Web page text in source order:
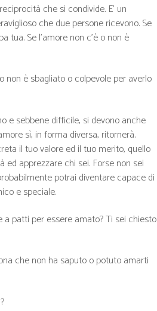
che si condivide. E’ un
che due persone ricevono. Se
tua. Se l’amore non c’è o non è
è sbagliato o colpevole per averlo
e sebbene difficile, si devono anche
sì, in forma diversa, ritornerà.
il tuo valore ed il tuo merito, quello
apprezzare chi sei. Forse non sei
potrai diventare capace di
e speciale.
patti per essere amato? Ti sei chiesto
che non ha saputo o potuto amarti